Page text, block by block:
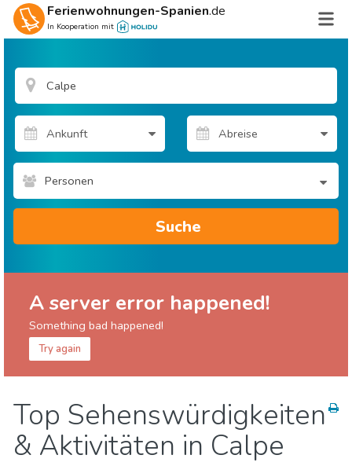
Ferienwohnungen-Spanien.de
In Kooperation mit
Personen
Suche
A server error happened!
Something bad happened!
Try again
Natur & Freizeit
Sport & Abenteuer Strände
Top Sehenswürdigkeiten
& Aktivitäten in Calpe